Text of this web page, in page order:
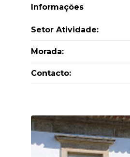
Informações
Setor Atividade:
Morada:
Contacto: